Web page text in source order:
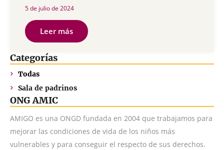
5 de julio de 2024
Leer más
Categorías
Todas
Sala de padrinos
ONG AMIC
AMIGO es una ONGD fundada en 2004 que trabajamos para
mejorar las condiciones de vida de los niños más
vulnerables y para conseguir el respecto de sus derechos.